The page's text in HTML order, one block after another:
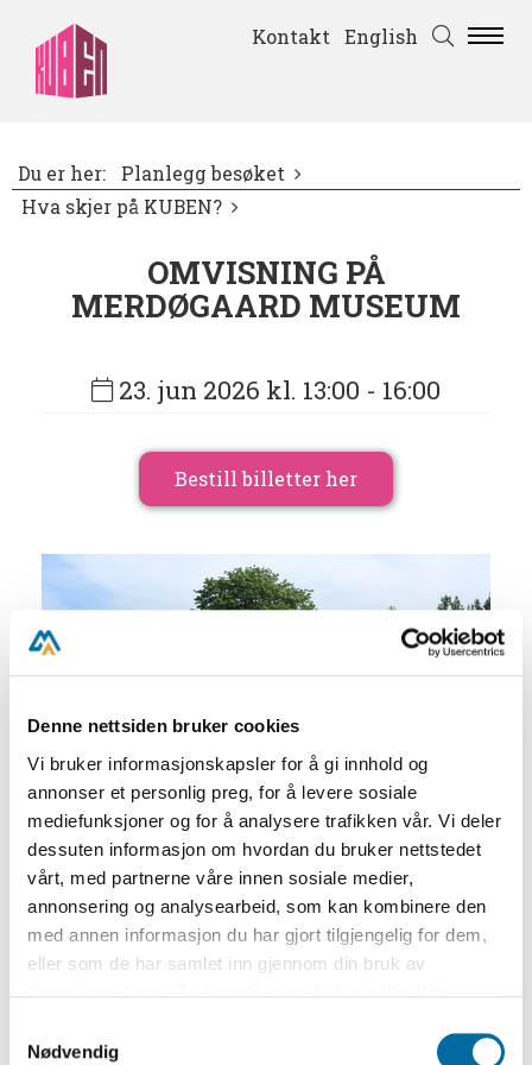
Denne nettsiden bruker cookies
Vi bruker informasjonskapsler for å gi innhold og
annonser et personlig preg, for å levere sosiale
mediefunksjoner og for å analysere trafikken vår. Vi deler
dessuten informasjon om hvordan du bruker nettstedet
vårt, med partnerne våre innen sosiale medier,
annonsering og analysearbeid, som kan kombinere den
med annen informasjon du har gjort tilgjengelig for dem,
eller som de har samlet inn gjennom din bruk av
så endre samtykke og så avvis.
Nødvendig
Kontakt English
Du er her:
Planlegg besøket
Hva skjer på KUBEN?
OMVISNING PÅ
MERDØGAARD MUSEUM
23. jun 2026 kl. 13:00 - 16:00
Bestill billetter her
Velkommen til Merdøgaard museum!
Museet er åpent hver dag fra 22. juni til 9.
Merdøgaard er en liten kystgård med